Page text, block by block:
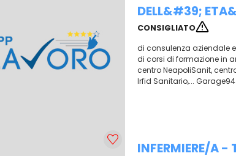
DELL&#39;
CONSIGLIATO
di consulenza aziendale
di corsi di formazione in
centro NeapoliSanit,
Irfid Sanitario,...
INFERMIERE/A -